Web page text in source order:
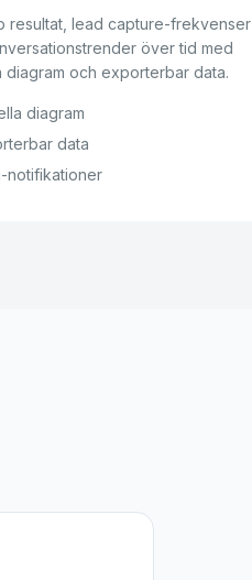
resultat, lead capture-frekvenser
över tid med
diagram och exporterbar data.
diagram
data
notifikationer